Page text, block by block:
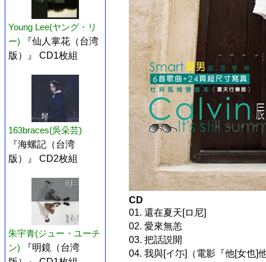
Young Lee(ヤング・リ
ー)
『仙人掌花（台湾
版）』 CD1枚組
163braces(吳朵芸)
『海螺記（台湾
版）』 CD2枚組
朱宇青(ジュー・ユーチ
ン)
『明鏡（台湾
CD
01. 還在夏天[ロ尼]
02. 愛來無恙
03. 把話説開
04. 我與[イ尓]（電影『他[女也]